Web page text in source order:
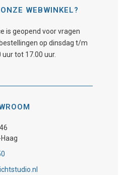
WEBWINKEL?
is geopend voor vragen
op dinsdag t/m
tot 17.00 uur.